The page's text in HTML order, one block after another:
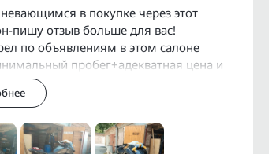
получить
в покупке через этот
пишу отзыв больше для вас!
по объявлениям в этом салоне
пробег+адекватная цена и
в голове гонять как мне его купить-